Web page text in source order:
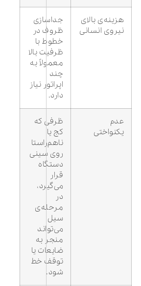
هزینه‌ی بالای
نیروی انسانی
جداسازی
ظروف در
خطوط با
ظرفیت بالا
معمولاً به
چند
اپراتور نیاز
دارد.
عدم
یکنواختی
ظرفی که
کج یا
ناهم‌راستا
روی سینی
دستگاه
قرار
می‌گیرد،
در
مرحله‌ی
سیل
می‌تواند
منجر به
ضایعات یا
توقف خط
شود.